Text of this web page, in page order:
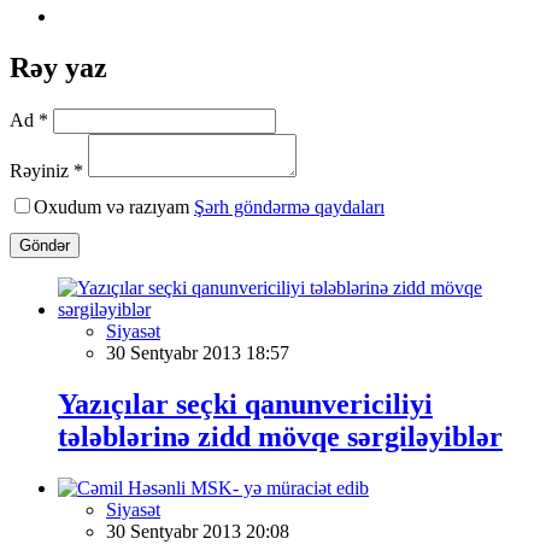
Rəy yaz
Ad *
Rəyiniz *
Oxudum və razıyam Şərh göndərmə qaydaları
Göndər
Siyasət
30 Sentyabr 2013 18:57
Yazıçılar seçki qanunvericiliyi
tələblərinə zidd mövqe sərgiləyiblər
Siyasət
30 Sentyabr 2013 20:08